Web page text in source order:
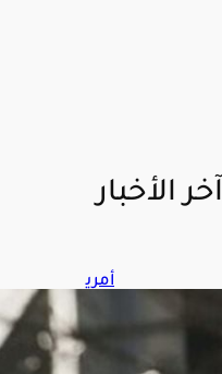
آخر الأخبار
أمري
تس
تهد